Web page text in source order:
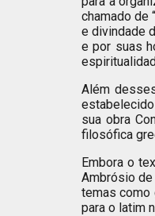
chamado de
e divindade
e por suas
Além
sua obra
filosófica
Embora o
Ambrósio
temas como
para o latim